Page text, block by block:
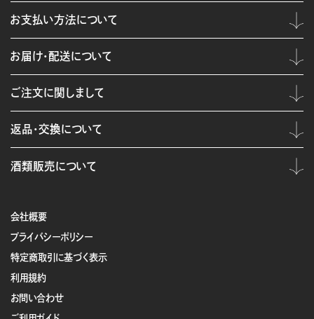
会社概要
プライバシーポリシー
特定商取引に基づく表示
利用規約
お問い合わせ
お支払い方法について
お届け・配送について
ご注文に関しまして
返品・交換について
酒類販売について